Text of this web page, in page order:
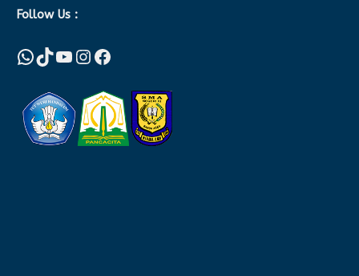
Follow Us :
WhatsApp
TikTok
YouTube
Instagram
Facebook